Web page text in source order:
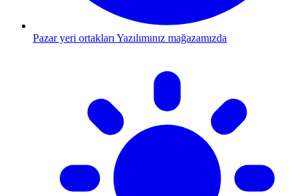
Pazar yeri ortakları Yazılımınız mağazamızda